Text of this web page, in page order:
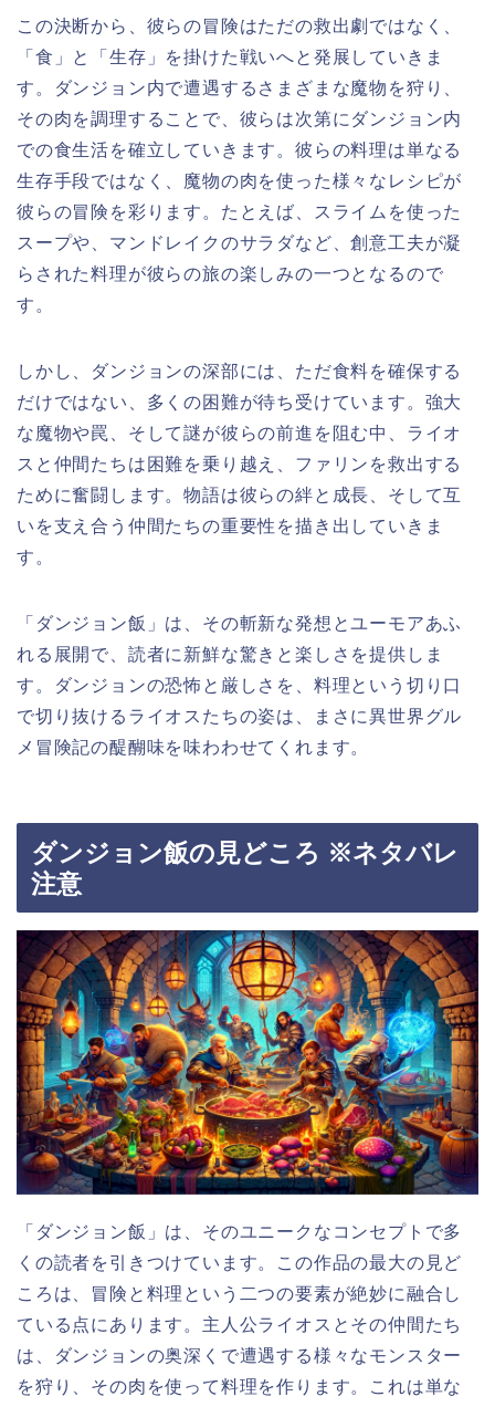
この決断から、彼らの冒険はただの救出劇ではなく、
「食」と「生存」を掛けた戦いへと発展していきま
す。ダンジョン内で遭遇するさまざまな魔物を狩り、
その肉を調理することで、彼らは次第にダンジョン内
での食生活を確立していきます。彼らの料理は単なる
生存手段ではなく、魔物の肉を使った様々なレシピが
彼らの冒険を彩ります。たとえば、スライムを使った
スープや、マンドレイクのサラダなど、創意工夫が凝
らされた料理が彼らの旅の楽しみの一つとなるので
す。
しかし、ダンジョンの深部には、ただ食料を確保する
だけではない、多くの困難が待ち受けています。強大
な魔物や罠、そして謎が彼らの前進を阻む中、ライオ
スと仲間たちは困難を乗り越え、ファリンを救出する
ために奮闘します。物語は彼らの絆と成長、そして互
いを支え合う仲間たちの重要性を描き出していきま
す。
「ダンジョン飯」は、その斬新な発想とユーモアあふ
れる展開で、読者に新鮮な驚きと楽しさを提供しま
す。ダンジョンの恐怖と厳しさを、料理という切り口
で切り抜けるライオスたちの姿は、まさに異世界グル
メ冒険記の醍醐味を味わわせてくれます。
ダンジョン飯の見どころ ※ネタバレ
注意
「ダンジョン飯」は、そのユニークなコンセプトで多
くの読者を引きつけています。この作品の最大の見ど
ころは、冒険と料理という二つの要素が絶妙に融合し
ている点にあります。主人公ライオスとその仲間たち
は、ダンジョンの奥深くで遭遇する様々なモンスター
を狩り、その肉を使って料理を作ります。これは単な